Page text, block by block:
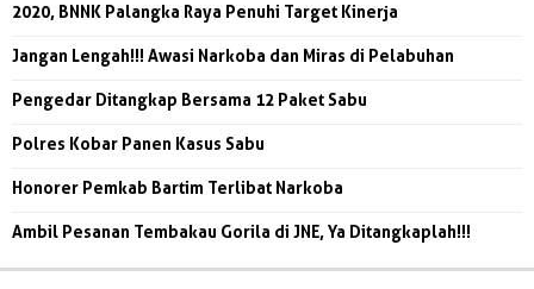
2020, BNNK Palangka Raya Penuhi Target Kinerja
Jangan Lengah!!! Awasi Narkoba dan Miras di Pelabuhan
Pengedar Ditangkap Bersama 12 Paket Sabu
Polres Kobar Panen Kasus Sabu
Honorer Pemkab Bartim Terlibat Narkoba
Ambil Pesanan Tembakau Gorila di JNE, Ya Ditangkaplah!!!